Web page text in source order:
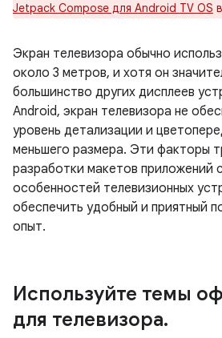
Jetpack Compose для Android TV OS
Экран телевизора обычно
около 3 метров, и хотя он
большинство других дисплеев
Android, экран телевизора не
уровень детализации и
меньшего размера. Эти факторы
разработки макетов приложений
особенностей телевизионных
обеспечить удобный и приятный
опыт.
Используйте темы
для телевизора.